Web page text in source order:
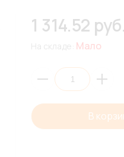
1 314.52 руб.
Мало
В